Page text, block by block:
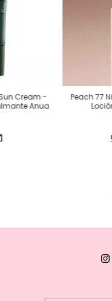
Cream -
Anua
Peach 77